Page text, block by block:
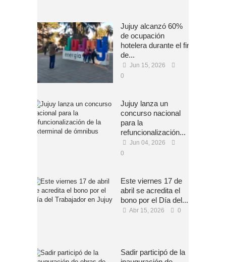
Jujuy alcanzó 60%
de ocupación
hotelera durante el fin
de...
Jun 15, 2026
0
Jujuy lanza un
concurso nacional
para la
refuncionalización...
Jun 04, 2026
0
Este viernes 17 de
abril se acredita el
bono por el Día del...
Abr 15, 2026 0
Sadir participó de la